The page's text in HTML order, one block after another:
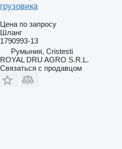
грузовика
Цена по запросу
Шланг
1790993-13
Румыния, Cristesti
ROYAL DRU AGRO S.R.L.
Связаться с продавцом